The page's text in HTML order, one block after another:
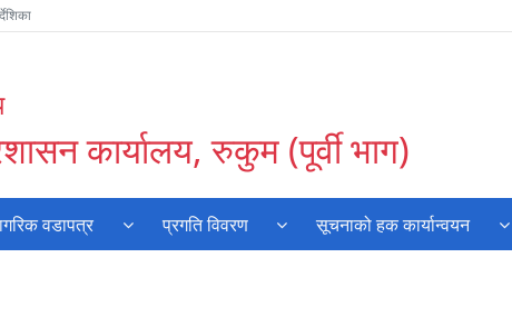
कार्यालय, रुकुम (पूर्वी भाग)
वडापत्र प्रगति विवरण सूचनाको हक कार्यान्वयन